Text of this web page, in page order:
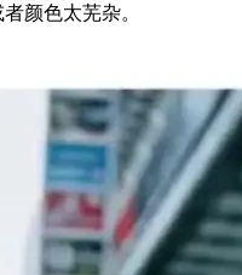
颜色太芜杂。